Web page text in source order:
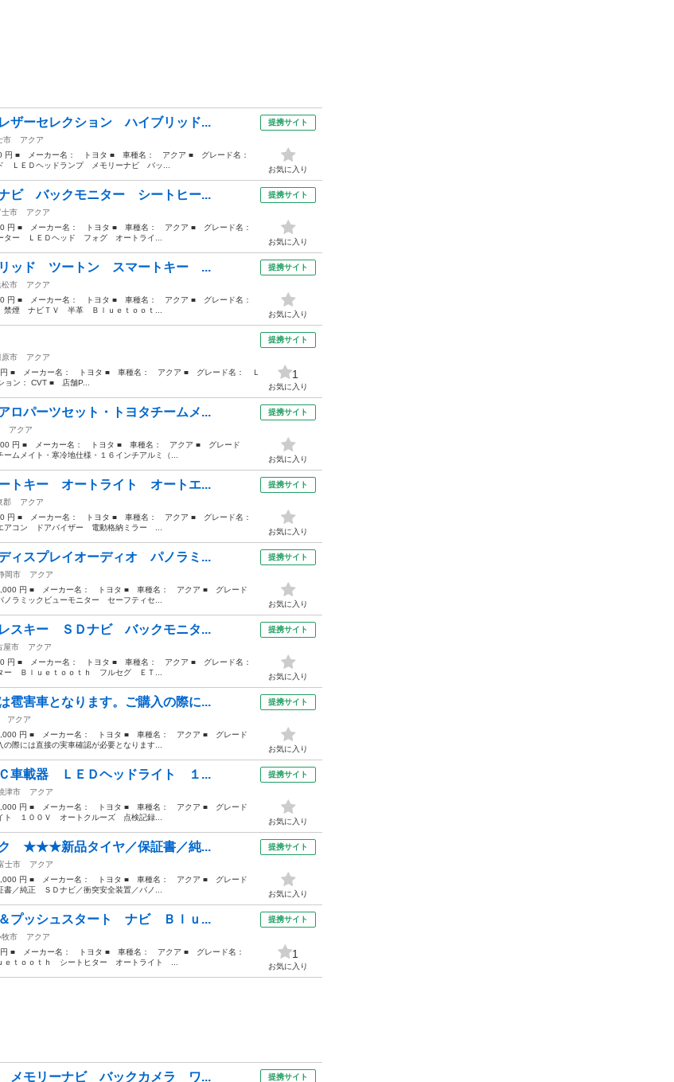
ザーセレクション ハイブリッド...
市
アクア
円 ■ メーカー名： トヨタ ■ 車種名： アクア ■ グレード名：
ＬＥＤヘッドランプ メモリーナビ バッ...
提携サイト
お気に入り
ビ バックモニター シートヒー...
士市
アクア
円 ■ メーカー名： トヨタ ■ 車種名： アクア ■ グレード名：
ー ＬＥＤヘッド フォグ オートライ...
提携サイト
お気に入り
リッド ツートン スマートキー ...
松市
アクア
円 ■ メーカー名： トヨタ ■ 車種名： アクア ■ グレード名：
煙 ナビＴＶ 半革 Ｂｌｕｅｔｏｏｔ...
提携サイト
お気に入り
原市
アクア
■ メーカー名： トヨタ ■ 車種名： アクア ■ グレード名： Ｌ
ン： CVT ■ 店舗P...
提携サイト
1
お気に入り
ロパーツセット・トヨタチームメ...
アクア
円 ■ メーカー名： トヨタ ■ 車種名： アクア ■ グレード
メイト・寒冷地仕様・１６インチアルミ（...
提携サイト
お気に入り
トキー オートライト オートエ...
郡
アクア
円 ■ メーカー名： トヨタ ■ 車種名： アクア ■ グレード名：
コン ドアバイザー 電動格納ミラー ...
提携サイト
お気に入り
ィスプレイオーディオ パノラミ...
岡市
アクア
円 ■ メーカー名： トヨタ ■ 車種名： アクア ■ グレード
ミックビューモニター セーフティセ...
提携サイト
お気に入り
スキー ＳＤナビ バックモニタ...
屋市
アクア
円 ■ メーカー名： トヨタ ■ 車種名： アクア ■ グレード名：
Ｂｌｕｅｔｏｏｔｈ フルセグ ＥＴ...
提携サイト
お気に入り
雹害車となります。ご購入の際に...
アクア
円 ■ メーカー名： トヨタ ■ 車種名： アクア ■ グレード
には直接の実車確認が必要となります...
提携サイト
お気に入り
車載器 ＬＥＤヘッドライト １...
津市
アクア
円 ■ メーカー名： トヨタ ■ 車種名： アクア ■ グレード
１００Ｖ オートクルーズ 点検記録...
提携サイト
お気に入り
ク ★★★新品タイヤ／保証書／純...
士市
アクア
円 ■ メーカー名： トヨタ ■ 車種名： アクア ■ グレード
純正 ＳＤナビ／衝突安全装置／パノ...
提携サイト
お気に入り
プッシュスタート ナビ Ｂｌｕ...
牧市
アクア
■ メーカー名： トヨタ ■ 車種名： アクア ■ グレード名：
ｔｏｏｔｈ シートヒター オートライト ...
提携サイト
1
お気に入り
メモリーナビ バックカメラ ワ... 提携サイト